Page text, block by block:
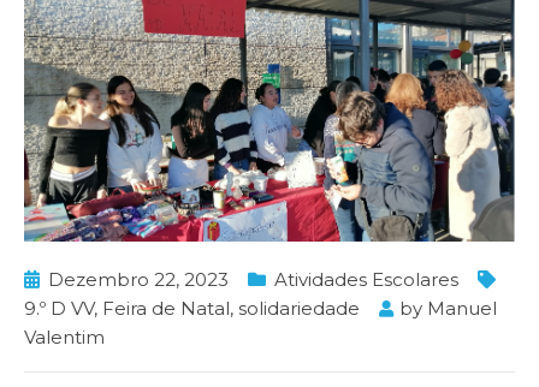
Dezembro 22, 2023
Atividades Escolares
9.º D VV, Feira de Natal, solidariedade by Manuel
Valentim